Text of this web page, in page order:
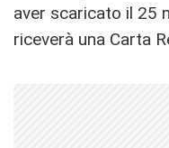
aver scaricato il 25
riceverà una Carta